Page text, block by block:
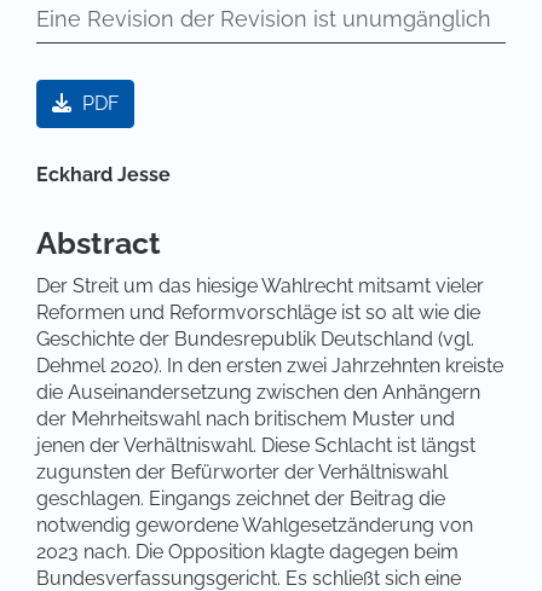
Eine Revision der Revision ist unumgänglich
Artikel-Sidebar
PDF
Hauptsächlicher Artikelinhalt
Eckhard Jesse
Abstract
Der Streit um das hiesige Wahlrecht mitsamt vieler
Reformen und Reformvorschläge ist so alt wie die
Geschichte der Bundesrepublik Deutschland (vgl.
Dehmel 2020). In den ersten zwei Jahrzehnten kreiste
die Auseinandersetzung zwischen den Anhängern
der Mehrheitswahl nach britischem Muster und
jenen der Verhältniswahl. Diese Schlacht ist längst
zugunsten der Befürworter der Verhältniswahl
geschlagen. Eingangs zeichnet der Beitrag die
notwendig gewordene Wahlgesetzänderung von
2023 nach. Die Opposition klagte dagegen beim
Bundesverfassungsgericht. Es schließt sich eine